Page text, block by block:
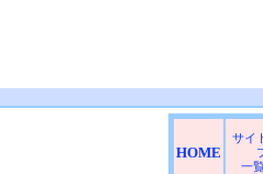
HOME
サイ
一